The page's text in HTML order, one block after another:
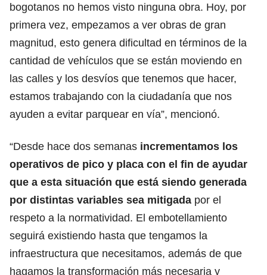
bogotanos no hemos visto ninguna obra. Hoy, por
primera vez, empezamos a ver obras de gran
magnitud, esto genera dificultad en términos de la
cantidad de vehículos que se están moviendo en
las calles y los desvíos que tenemos que hacer,
estamos trabajando con la ciudadanía que nos
ayuden a evitar parquear en vía”, mencionó.
“Desde hace dos semanas incrementamos los
operativos de pico y placa con el fin de ayudar
que a esta situación que está siendo generada
por distintas variables sea mitigada por el
respeto a la normatividad. El embotellamiento
seguirá existiendo hasta que tengamos la
infraestructura que necesitamos, además de que
hagamos la transformación más necesaria y